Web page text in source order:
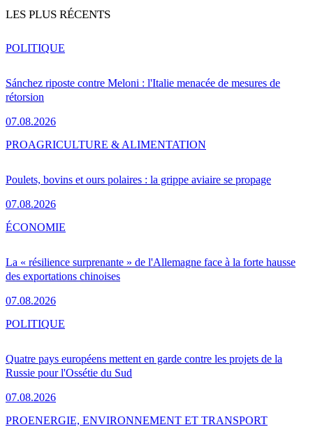
LES PLUS RÉCENTS
Sánchez riposte contre Meloni : l'Italie menacée de mesures de
rétorsion
07.08.2026
POLITIQUE
Poulets, bovins et ours polaires : la grippe aviaire se propage
07.08.2026
PROAGRICULTURE & ALIMENTATION
La « résilience surprenante » de l'Allemagne face à la forte hausse
des exportations chinoises
07.08.2026
ÉCONOMIE
Quatre pays européens mettent en garde contre les projets de la
Russie pour l'Ossétie du Sud
07.08.2026
POLITIQUE
PROENERGIE, ENVIRONNEMENT ET TRANSPORT